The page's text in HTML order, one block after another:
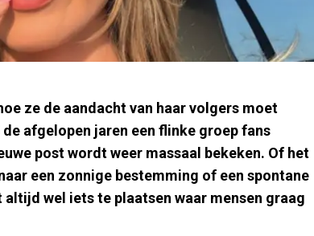
ze de aandacht van haar volgers moet
afgelopen jaren een flinke groep fans
post wordt weer massaal bekeken. Of het
een zonnige bestemming of een spontane
wel iets te plaatsen waar mensen graag